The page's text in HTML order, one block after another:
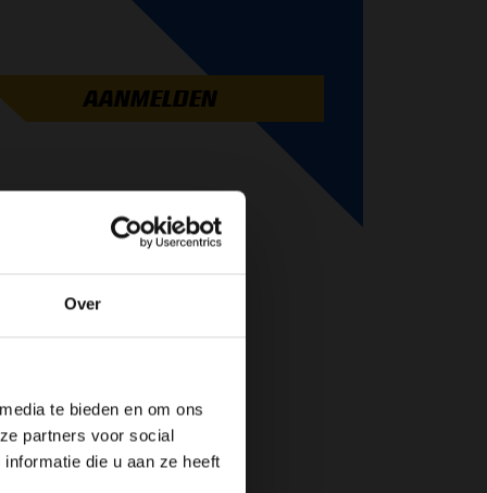
Over
te bieden en om ons
partners voor social
die u aan ze heeft
AANMELDEN